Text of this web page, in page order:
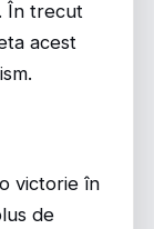
În trecut
acest
victorie în
de